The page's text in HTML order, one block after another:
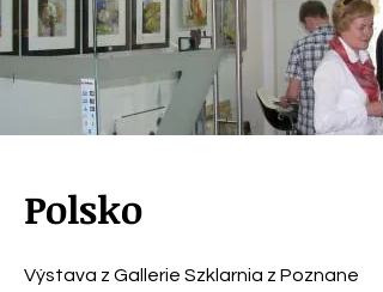
Polsko
Výstava z Gallerie Szklarnia z Poznane